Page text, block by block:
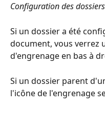
Configuration des dossiers
Si un dossier a été
document, vous verrez
d'engrenage en bas à
Si un dossier parent
l'icône de l'engrenage